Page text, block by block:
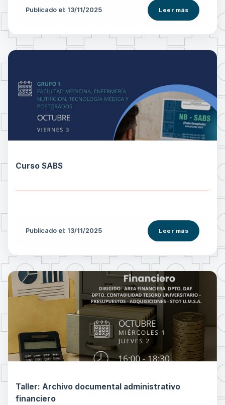
Publicado el: 13/11/2025 Leer más
Curso SABS
Publicado el: 13/11/2025 Leer más
Taller: Archivo documental administrativo
financiero